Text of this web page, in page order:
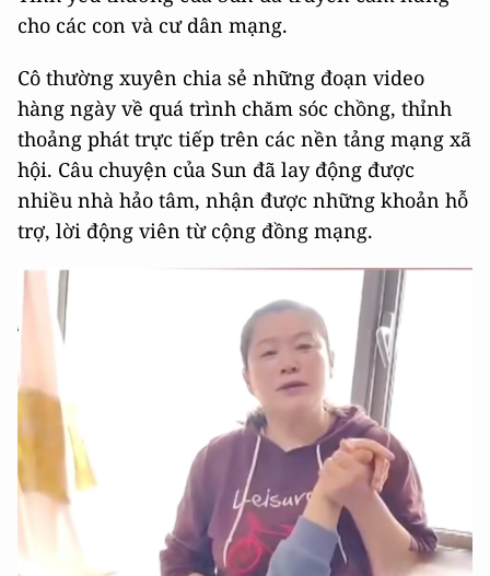
cho các con và cư dân mạng.
Cô thường xuyên chia sẻ những đoạn video
hàng ngày về quá trình chăm sóc chồng, thỉnh
thoảng phát trực tiếp trên các nền tảng mạng xã
hội. Câu chuyện của Sun đã lay động được
nhiều nhà hảo tâm, nhận được những khoản hỗ
trợ, lời động viên từ cộng đồng mạng.